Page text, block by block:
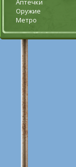
Аптечки
Оружие
Метро